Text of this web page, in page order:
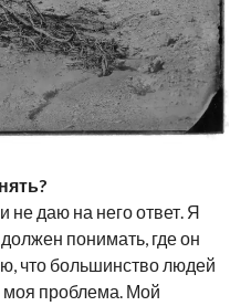
не даю на него ответ. Я
понимать, где он
что большинство людей
моя проблема. Мой